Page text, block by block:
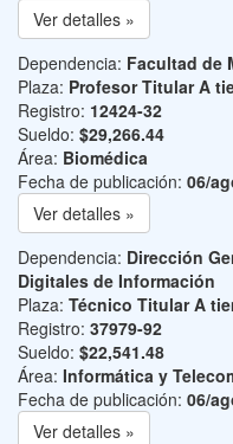
Ver detalles »
Dependencia: Facultad de
Plaza: Profesor Titular A
Registro: 12424-32
Sueldo: $29,266.44
Área: Biomédica
Fecha de publicación: 06/
Ver detalles »
Dependencia: Dirección
Digitales de Información
Plaza: Técnico Titular A
Registro: 37979-92
Sueldo: $22,541.48
Área: Informática y
Fecha de publicación: 06/
Ver detalles »